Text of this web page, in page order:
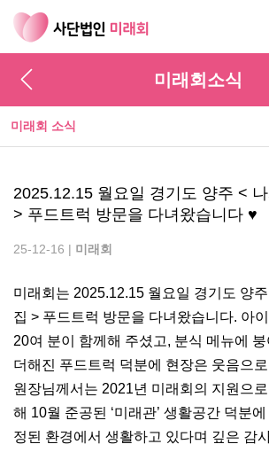
미래회소식
미래회 소식
2025.12.15 월요일 경기도 양주 <
> 푸드트럭 방문을 다녀왔습니다 ♥
25-12-16 | 미래회
본문
미래회는 2025.12.15 월요일 경기도 양
집 > 푸드트럭 방문을 다녀왔습니다. 아
20여 분이 함께해 주셨고, 분식 메뉴에 붕
더해진 푸드트럭 덕분에 현장은 웃음으
원장님께서는 2021년 미래회의 지원으
해 10월 준공된 ‘미래관’ 생활공간 덕분
정된 환경에서 생활하고 있다며 깊은 감